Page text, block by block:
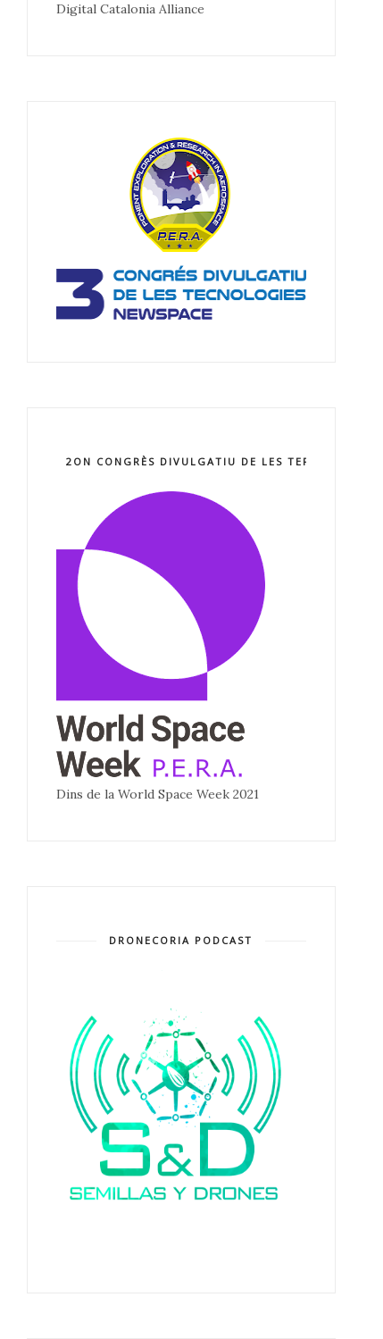
Digital Catalonia Alliance
2ON CONGRÈS DIVULGATIU DE LES TERCNOLOGIES
Dins de la World Space Week 2021
DRONECORIA PODCAST